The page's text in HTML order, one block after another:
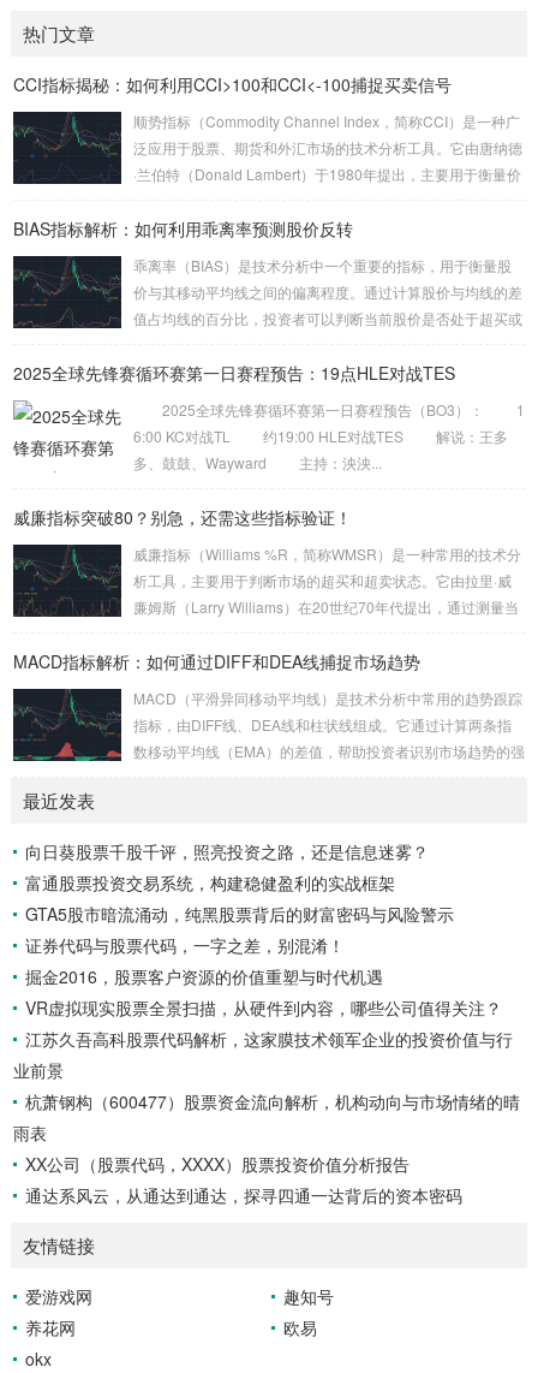
热门文章
CCI指标揭秘：如何利用CCI>100和CCI<-100捕捉买卖信号
顺势指标（Commodity Channel Index，简称CCI）是一种广
泛应用于股票、期货和外汇市场的技术分析工具。它由唐纳德
·兰伯特（Donald Lambert）于1980年提出，主要用于衡量价
算当前价格与历史平均价格的差异，来判断市场是否处于超买
比较当前价格与一定周期内的平均价格，来衡量价格的波动
性。具体来说，CCI的计算公式为：CCI = (当...
BIAS指标解析：如何利用乖离率预测股价反转
乖离率（BIAS）是技术分析中一个重要的指标，用于衡量股
价与其移动平均线之间的偏离程度。通过计算股价与均线的差
值占均线的百分比，投资者可以判断当前股价是否处于超买或
均线) / 移动平均线 × 100% 当BIAS值大于10%时，通常认为
于-10%时，则认为股价处于超卖状态，市场可能迎来反弹机
会。 乖离率的基本原理 乖离率的核心思想是股价会围...
2025全球先锋赛循环赛第一日赛程预告：19点HLE对战TES
2025全球先锋赛循环赛第一日赛程预告（BO3）： 1
6:00 KC对战TL 约19:00 HLE对战TES 解说：王多
多、鼓鼓、Wayward 主持：泱泱...
威廉指标突破80？别急，还需这些指标验证！
威廉指标（Williams %R，简称WMSR）是一种常用的技术分
析工具，主要用于判断市场的超买和超卖状态。它由拉里·威
廉姆斯（Larry Williams）在20世纪70年代提出，通过测量当
的短期动能。本文将深入探讨威廉指标的基本原理、如何利用
标进行验证。 威廉指标的基本原理 威廉指标的计算公式为：
WMSR = (最高价 – 收盘价) / (最高价 –...
MACD指标解析：如何通过DIFF和DEA线捕捉市场趋势
MACD（平滑异同移动平均线）是技术分析中常用的趋势跟踪
指标，由DIFF线、DEA线和柱状线组成。它通过计算两条指
数移动平均线（EMA）的差值，帮助投资者识别市场趋势的强
DIFF线是短期EMA（通常为12日）与长期EMA（通常为26
日）的差值，反映了短期和长期趋势的差异。DEA线则是DIF
F线的9...
最近发表
向日葵股票千股千评，照亮投资之路，还是信息迷雾？
富通股票投资交易系统，构建稳健盈利的实战框架
GTA5股市暗流涌动，纯黑股票背后的财富密码与风险警示
证券代码与股票代码，一字之差，别混淆！
掘金2016，股票客户资源的价值重塑与时代机遇
VR虚拟现实股票全景扫描，从硬件到内容，哪些公司值得关注？
江苏久吾高科股票代码解析，这家膜技术领军企业的投资价值与行
业前景
杭萧钢构（600477）股票资金流向解析，机构动向与市场情绪的晴
雨表
XX公司（股票代码，XXXX）股票投资价值分析报告
通达系风云，从通达到通达，探寻四通一达背后的资本密码
友情链接
爱游戏网
趣知号
养花网
欧易
okx